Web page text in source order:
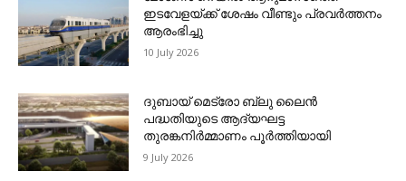
ഇടവേളയ്ക്ക് ശേഷം വീണ്ടും പ്രവര്‍ത്തനം
ആരംഭിച്ചു
10 July 2026
ദുബായ് മെട്രോ ബ്ലു ലൈന്‍
പദ്ധതിയുടെ ആദ്യഘട്ട
തുരങ്കനിര്‍മ്മാണം പൂര്‍ത്തിയായി
9 July 2026